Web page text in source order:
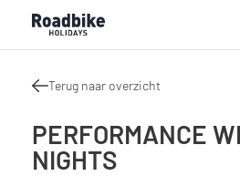
Terug naar overzicht
PERFORMANCE
NIGHTS